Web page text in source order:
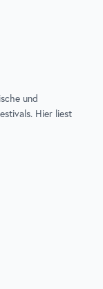
und
Hier liest